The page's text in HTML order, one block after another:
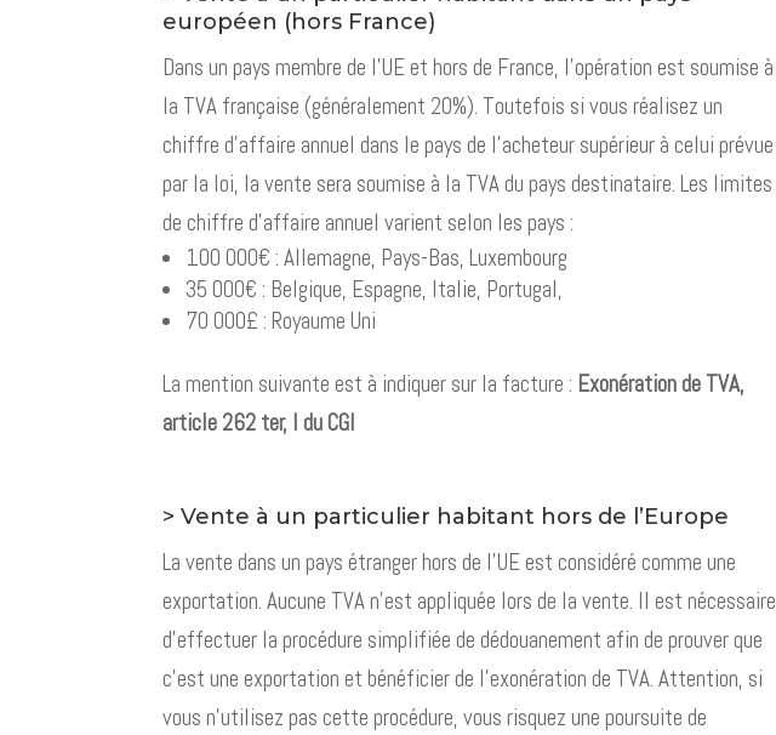
européen (hors France)
Dans un pays membre de l’UE et hors de France, l’opération est soumise à
la TVA française (généralement 20%). Toutefois si vous réalisez un
chiffre d’affaire annuel dans le pays de l’acheteur supérieur à celui prévue
par la loi, la vente sera soumise à la TVA du pays destinataire. Les limites
de chiffre d’affaire annuel varient selon les pays :
100 000€ : Allemagne, Pays-Bas, Luxembourg
35 000€ : Belgique, Espagne, Italie, Portugal,
70 000£ : Royaume Uni
La mention suivante est à indiquer sur la facture : Exonération de TVA,
article 262 ter, I du CGI
> Vente à un particulier habitant hors de l’Europe
La vente dans un pays étranger hors de l’UE est considéré comme une
exportation. Aucune TVA n’est appliquée lors de la vente. Il est nécessaire
d’effectuer la procédure simplifiée de dédouanement afin de prouver que
c’est une exportation et bénéficier de l’exonération de TVA. Attention, si
vous n’utilisez pas cette procédure, vous risquez une poursuite de